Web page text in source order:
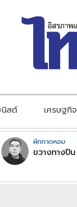
สต์ เศรษฐกิจ
ผักกาดหอม
ขวางทางปืน